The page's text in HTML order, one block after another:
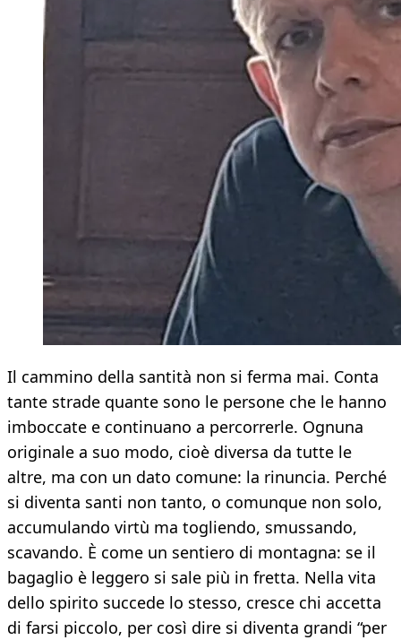
Il cammino della santità non si ferma mai. Conta
tante strade quante sono le persone che le hanno
imboccate e continuano a percorrerle. Ognuna
originale a suo modo, cioè diversa da tutte le
altre, ma con un dato comune: la rinuncia. Perché
si diventa santi non tanto, o comunque non solo,
accumulando virtù ma togliendo, smussando,
scavando. È come un sentiero di montagna: se il
bagaglio è leggero si sale più in fretta. Nella vita
dello spirito succede lo stesso, cresce chi accetta
di farsi piccolo, per così dire si diventa grandi “per